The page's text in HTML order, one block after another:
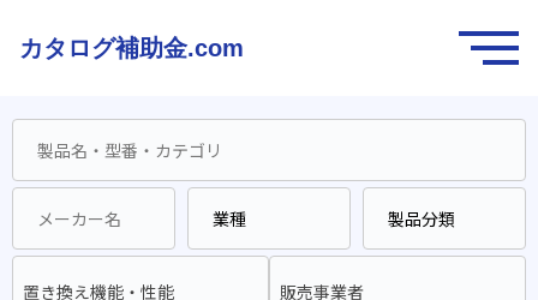
カタログ補助金.com
置き換え機能・性能 販売事業者